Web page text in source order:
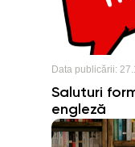
Data publicării:
Saluturi
engleză